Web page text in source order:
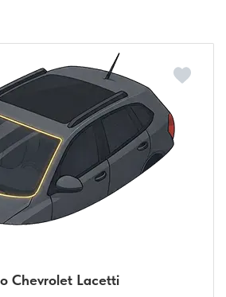
Chevrolet Lacetti